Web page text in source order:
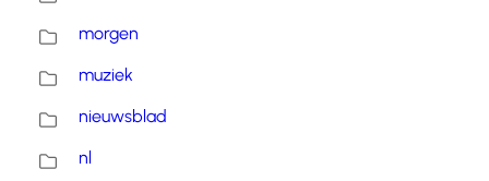
morgen
muziek
nieuwsblad
nl